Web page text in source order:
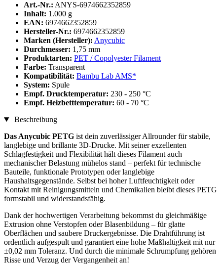
Art.-Nr.: ANYS-6974662352859
Inhalt: 1.000 g
EAN: 6974662352859
Hersteller-Nr.: 6974662352859
Marken (Hersteller): Anycubic
Durchmesser: 1,75 mm
Produktarten: PET / Copolyester Filament
Farbe: Transparent
Kompatibilität: Bambu Lab AMS*
System: Spule
Empf. Drucktemperatur: 230 - 250 °C
Empf. Heizbetttemperatur: 60 - 70 °C
Beschreibung
Das Anycubic PETG ist dein zuverlässiger Allrounder für stabile,
langlebige und brillante 3D-Drucke. Mit seiner exzellenten
Schlagfestigkeit und Flexibilität hält dieses Filament auch
mechanischer Belastung mühelos stand – perfekt für technische
Bauteile, funktionale Prototypen oder langlebige
Haushaltsgegenstände. Selbst bei hoher Luftfeuchtigkeit oder
Kontakt mit Reinigungsmitteln und Chemikalien bleibt dieses PETG
formstabil und widerstandsfähig.
Dank der hochwertigen Verarbeitung bekommst du gleichmäßige
Extrusion ohne Verstopfen oder Blasenbildung – für glatte
Oberflächen und saubere Druckergebnisse. Die Drahtführung ist
ordentlich aufgespult und garantiert eine hohe Maßhaltigkeit mit nur
±0,02 mm Toleranz. Und durch die minimale Schrumpfung gehören
Risse und Verzug der Vergangenheit an!